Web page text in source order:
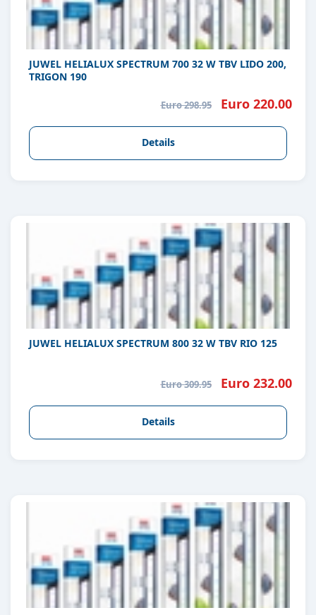
JUWEL HELIALUX SPECTRUM 700 32 W TBV LIDO 200,
TRIGON 190
Euro 298.95 Euro 220.00
Details
JUWEL HELIALUX SPECTRUM 800 32 W TBV RIO 125
Euro 309.95 Euro 232.00
Details